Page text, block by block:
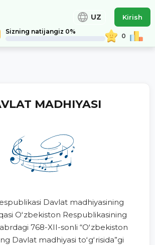
Sizning natijangiz 0%
0
UZ Kirish
MADHIYASI
Davlat madhiyasining
Oʻzbekiston Respublikasining
768-XII-sonli “Oʻzbekiston
Davlat madhiyasi toʻgʻrisida”gi